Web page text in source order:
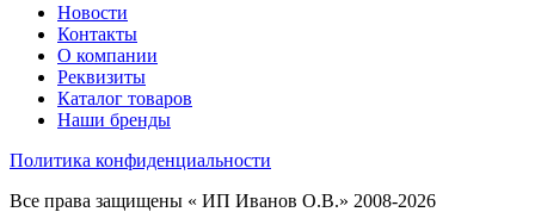
Новости
Контакты
О компании
Реквизиты
Каталог товаров
Наши бренды
Политика конфиденциальности
Все права защищены « ИП Иванов О.В.» 2008-2026